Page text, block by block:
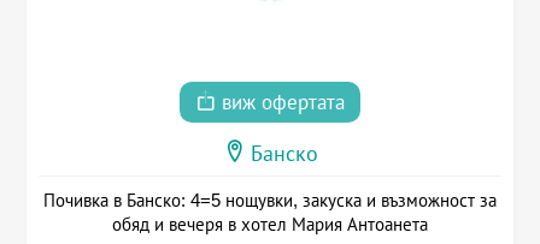
виж офертата
Банско
Почивка в Банско: 4=5 нощувки, закуска и възможност за
обяд и вечеря в хотел Мария Антоанета